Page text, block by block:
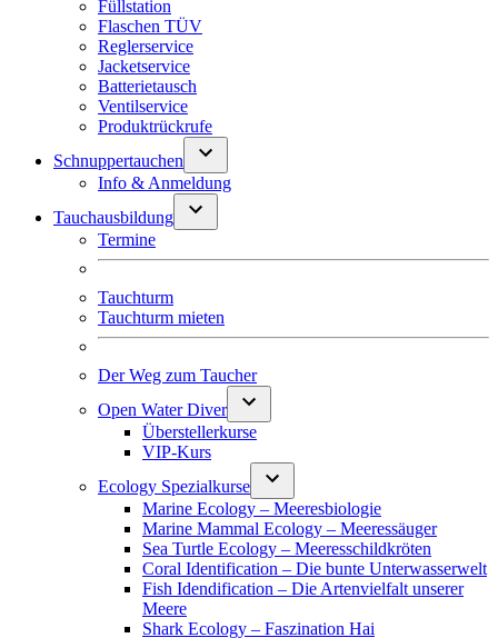
Füllstation
Flaschen TÜV
Reglerservice
Jacketservice
Batterietausch
Ventilservice
Produktrückrufe
Schnuppertauchen
Info & Anmeldung
Tauchausbildung
Termine
Tauchturm
Tauchturm mieten
Der Weg zum Taucher
Open Water Diver
Überstellerkurse
VIP-Kurs
Ecology Spezialkurse
Marine Ecology – Meeresbiologie
Marine Mammal Ecology – Meeressäuger
Sea Turtle Ecology – Meeresschildkröten
Coral Identification – Die bunte Unterwasserwelt
Fish Idendification – Die Artenvielfalt unserer
Meere
Shark Ecology – Faszination Hai